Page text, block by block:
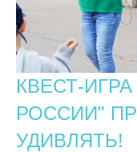
КВЕСТ-
РОССИИ"
УДИВЛЯТЬ!